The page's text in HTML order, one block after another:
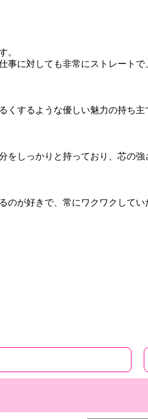
。
に対しても非常にストレートで
するような優しい魅力の持ち主
しっかりと持っており、芯の強
が好きで、常にワクワクしてい